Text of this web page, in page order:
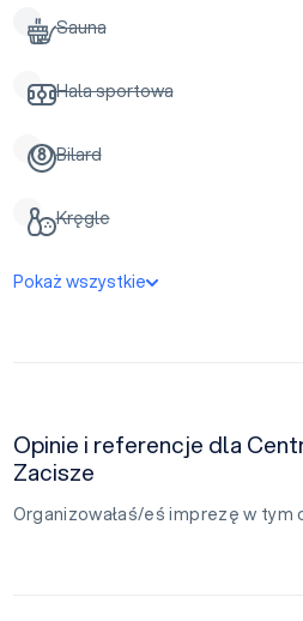
Sauna
Hala sportowa
Bilard
Kręgle
Pokaż wszystkie
Opinie i referencje dla
Zacisze
Organizowałaś/eś imprezę w tym